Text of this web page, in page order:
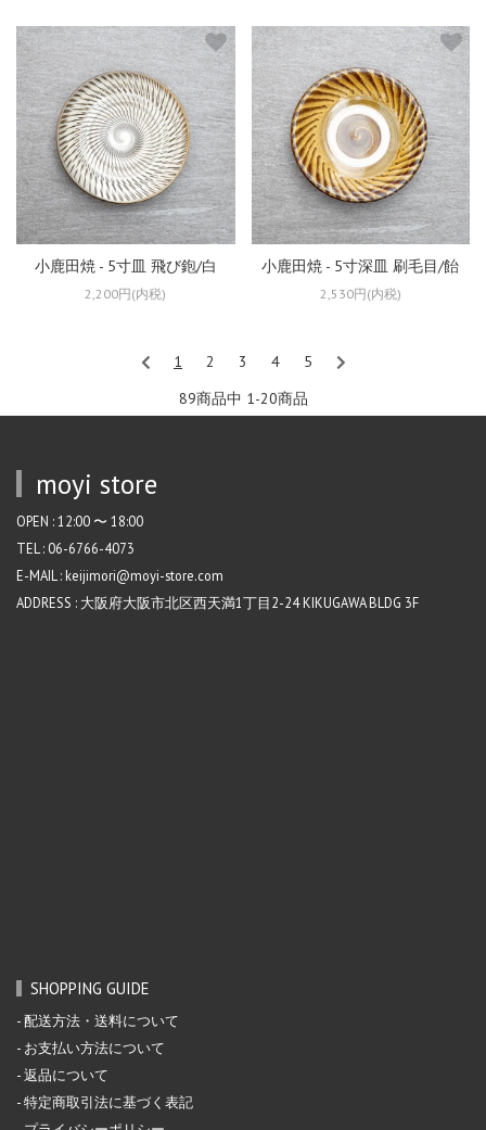
小鹿田焼 - 5寸皿 飛び鉋/白
2,200円(内税)
小鹿田焼 - 5寸深皿 刷毛目/飴
2,530円(内税)
1 2 3 4
5
89商品中 1-20商品
moyi store
OPEN : 12:00 〜 18:00
TEL : 06-6766-4073
E-MAIL : keijimori@moyi-store.com
ADDRESS : 大阪府大阪市北区西天満1丁目2-24 KIKUGAWA BLDG 3F
SHOPPING GUIDE
配送方法・送料について
お支払い方法について
返品について
特定商取引法に基づく表記